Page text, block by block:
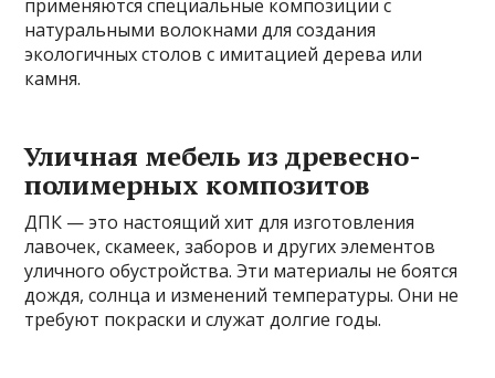
применяются специальные композиции с
натуральными волокнами для создания
экологичных столов с имитацией дерева или
камня.
Уличная мебель из древесно-
полимерных композитов
ДПК — это настоящий хит для изготовления
лавочек, скамеек, заборов и других элементов
уличного обустройства. Эти материалы не боятся
дождя, солнца и изменений температуры. Они не
требуют покраски и служат долгие годы.